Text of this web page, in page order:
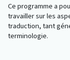
Ce programme a
travailler sur les
traduction, tant
terminologie.